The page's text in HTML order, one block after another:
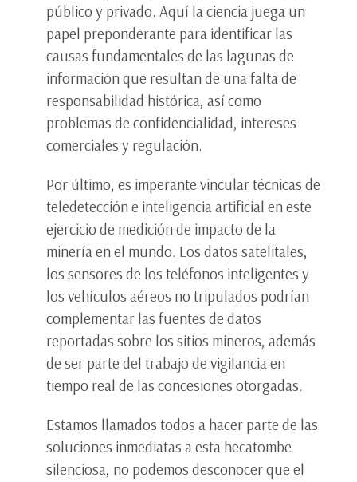
público y privado. Aquí la ciencia juega un
papel preponderante para identificar las
causas fundamentales de las lagunas de
información que resultan de una falta de
responsabilidad histórica, así como
problemas de confidencialidad, intereses
comerciales y regulación.
Por último, es imperante vincular técnicas de
teledetección e inteligencia artificial en este
ejercicio de medición de impacto de la
minería en el mundo. Los datos satelitales,
los sensores de los teléfonos inteligentes y
los vehículos aéreos no tripulados podrían
complementar las fuentes de datos
reportadas sobre los sitios mineros, además
de ser parte del trabajo de vigilancia en
tiempo real de las concesiones otorgadas.
Estamos llamados todos a hacer parte de las
soluciones inmediatas a esta hecatombe
silenciosa, no podemos desconocer que el